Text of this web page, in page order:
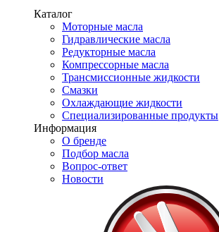
Каталог
Моторные масла
Гидравлические масла
Редукторные масла
Компрессорные масла
Трансмиссионные жидкости
Смазки
Охлаждающие жидкости
Специализированные продукты
Информация
О бренде
Подбор масла
Вопрос-ответ
Новости